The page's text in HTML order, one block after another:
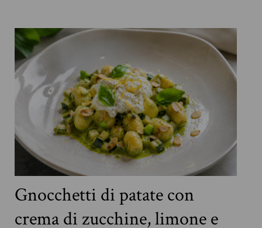
Gnocchetti di patate con
crema di zucchine, limone e